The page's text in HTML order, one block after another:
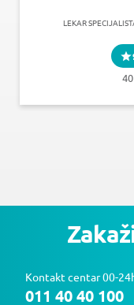
LEKAR
Kontakt centar 00-
011 40 40 100